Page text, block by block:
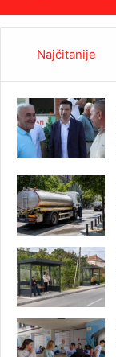
Najčitanije